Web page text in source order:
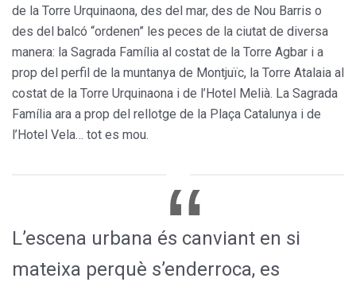
de la Torre Urquinaona, des del mar, des de Nou Barris o
des del balcó “ordenen” les peces de la ciutat de diversa
manera: la Sagrada Família al costat de la Torre Agbar i a
prop del perfil de la muntanya de Montjuïc, la Torre Atalaia al
costat de la Torre Urquinaona i de l’Hotel Melià. La Sagrada
Família ara a prop del rellotge de la Plaça Catalunya i de
l’Hotel Vela… tot es mou.
L’escena urbana és canviant en si
mateixa perquè s’enderroca, es